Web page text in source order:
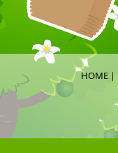
HOME ｜